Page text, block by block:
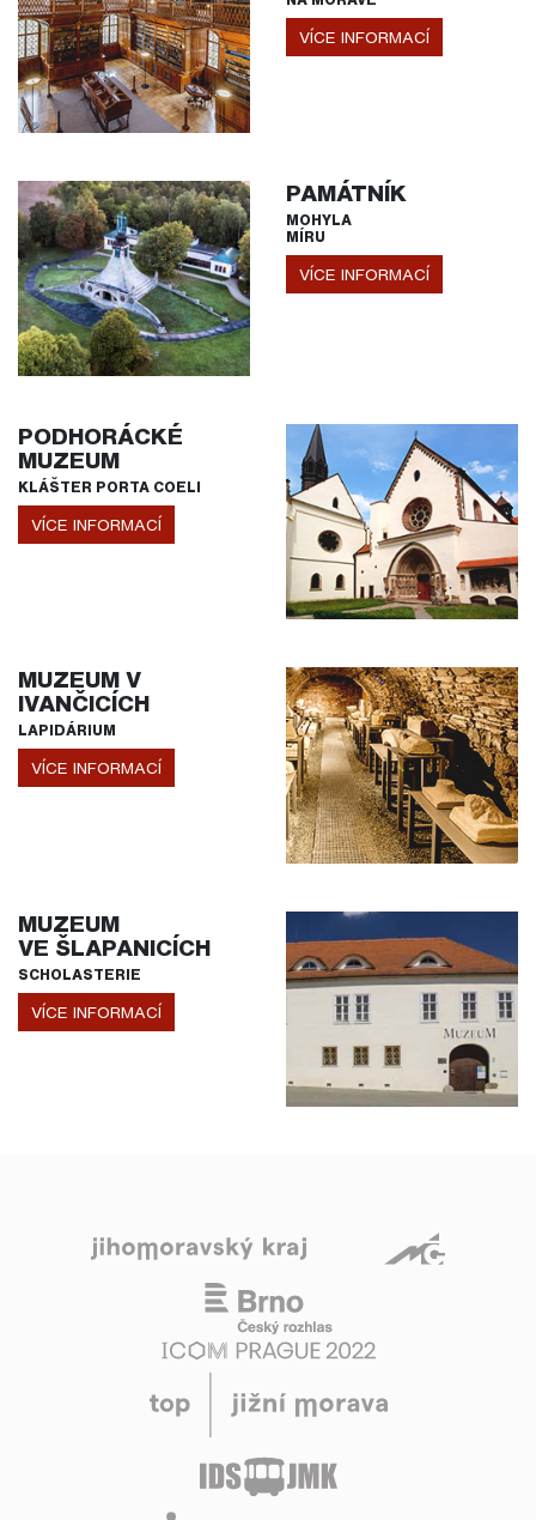
VÍCE INFORMACÍ
PAMÁTNÍK
MOHYLA
MÍRU
VÍCE INFORMACÍ
PODHORÁCKÉ
MUZEUM
KLÁŠTER PORTA COELI
VÍCE INFORMACÍ
MUZEUM V
IVANČICÍCH
LAPIDÁRIUM
VÍCE INFORMACÍ
MUZEUM
VE ŠLAPANICÍCH
SCHOLASTERIE
VÍCE INFORMACÍ